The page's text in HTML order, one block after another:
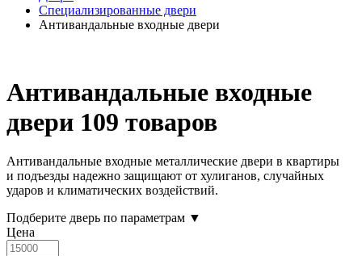
Специализированные двери
Антивандальные входные двери
Антивандальные входные
двери 109 товаров
Антивандальные входные металлические двери в квартиры
и подъезды надежно защищают от хулиганов, случайных
ударов и климатических воздействий.
Подберите дверь по параметрам ▼
Цена